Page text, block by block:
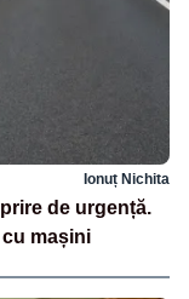
Ionuț Nichita
de urgență.
mașini